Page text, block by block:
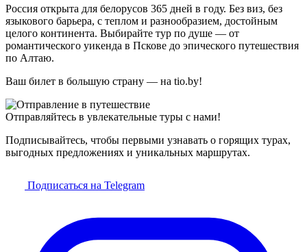
Россия открыта для белорусов 365 дней в году. Без виз, без
языкового барьера, с теплом и разнообразием, достойным
целого континента. Выбирайте тур по душе — от
романтического уикенда в Пскове до эпического путешествия
по Алтаю.
Ваш билет в большую страну — на tio.by!
Отправляйтесь в увлекательные туры с нами!
Подписывайтесь, чтобы первыми узнавать о горящих турах,
выгодных предложениях и уникальных маршрутах.
Подписаться на Telegram